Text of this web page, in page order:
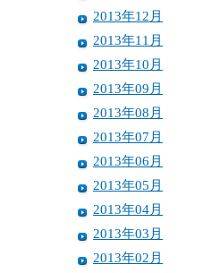
2013年12月
2013年11月
2013年10月
2013年09月
2013年08月
2013年07月
2013年06月
2013年05月
2013年04月
2013年03月
2013年02月